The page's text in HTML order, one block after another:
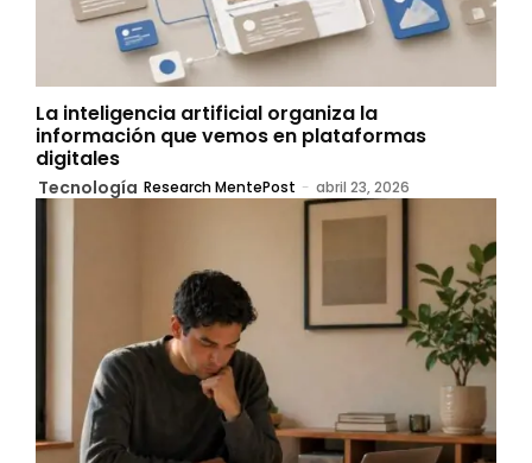
La inteligencia artificial organiza la
información que vemos en plataformas
digitales
Tecnología Research MentePost - abril 23, 2026